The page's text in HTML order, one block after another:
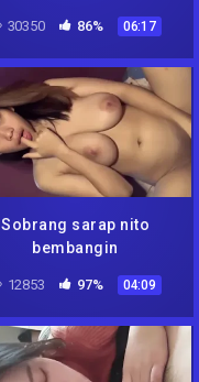
30350 86% 06:17
Sobrang sarap nito
bembangin
12853 97% 04:09